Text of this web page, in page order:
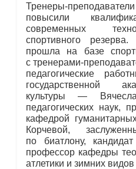
Тренеры-
повысили
современных
спортивного резерва.
прошла на базе
с тренерами-
педагогические
государственной
культуры —
педагогических наук,
кафедрой
Корчевой,
по биатлону, кандидат
профессор кафедры
атлетики и зимних видов